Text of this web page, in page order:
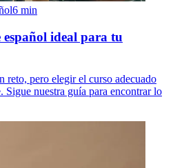
6 min
español ideal para tu
reto, pero elegir el curso adecuado
Sigue nuestra guía para encontrar lo